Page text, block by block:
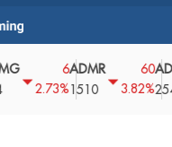
2.73%
ADMR
1510
3.82%
ADRO
2540